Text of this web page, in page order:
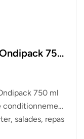
750
750 ml
conditionnement
salades, repas